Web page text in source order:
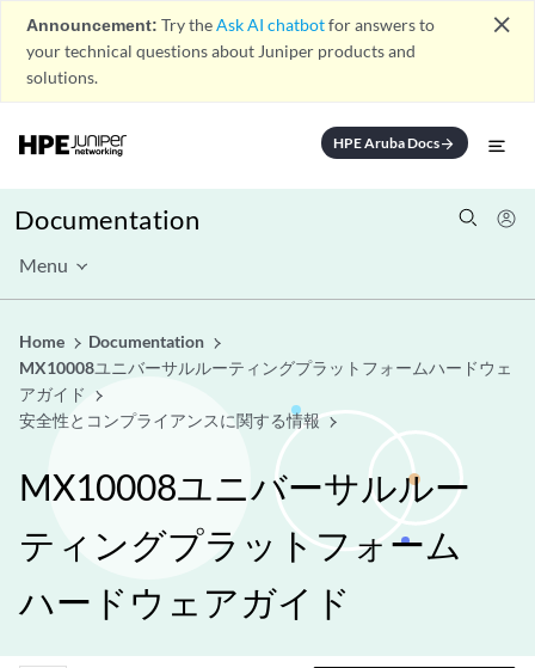
Announcement: Try theAsk AI chatbotfor answers to
your technical questions about Juniper products and
solutions.
close
HPE Aruba Docsarrow_forward
Documentation
Menu
Home
Documentation
MX10008ユニバーサルルーティングプラットフォームハードウェ
アガイド
安全性とコンプライアンスに関する情報
MX10008ユニバーサルルー
ティングプラットフォーム
ハードウェアガイド